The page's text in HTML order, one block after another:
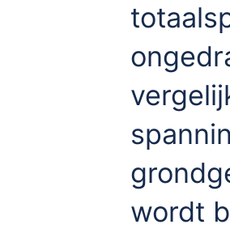
wordt